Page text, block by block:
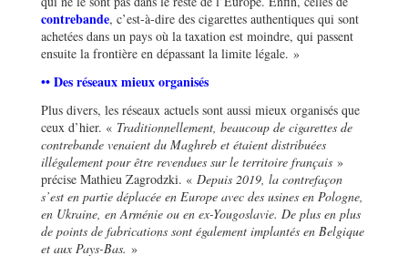
contrebande, c’est-à-dire des cigarettes authentiques qui sont
achetées dans un pays où la taxation est moindre, qui passent
ensuite la frontière en dépassant la limite légale. »
•• Des réseaux mieux organisés
Plus divers, les réseaux actuels sont aussi mieux organisés que
ceux d’hier. « Traditionnellement, beaucoup de cigarettes de
contrebande venaient du Maghreb et étaient distribuées
illégalement pour être revendues sur le territoire français »
précise Mathieu Zagrodzki. « Depuis 2019, la contrefaçon
s’est en partie déplacée en Europe avec des usines en Pologne,
en Ukraine, en Arménie ou en ex-Yougoslavie. De plus en plus
de points de fabrications sont également implantés en Belgique
et aux Pays-Bas. »